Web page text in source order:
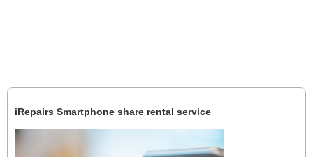
iRepairs Smartphone share rental service